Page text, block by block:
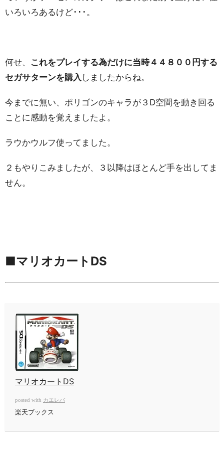
いろいろあるけど･･･。
何せ、 これをプレイする為だけに当時４４８００円する
セガサターンを購入 しましたからね。
今までに無い、ポリゴンのキャラが３D空間を動き回る
ことに感動を覚えましたよ。
ラウかウルフ使ってました。
２もやりこみましたが、３以降はほとんど手を出してま
せん。
■マリオカートDS
マリオカートDS
posted with カエレバ
楽天ブックス